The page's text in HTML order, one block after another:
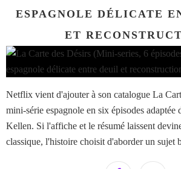
ESPAGNOLE DÉLICATE
ET
Netflix vient d'ajouter à son catalogue La
mini-série espagnole en six épisodes
Kellen. Si l'affiche et le résumé laissent
classique, l'histoire choisit d'aborder un sujet